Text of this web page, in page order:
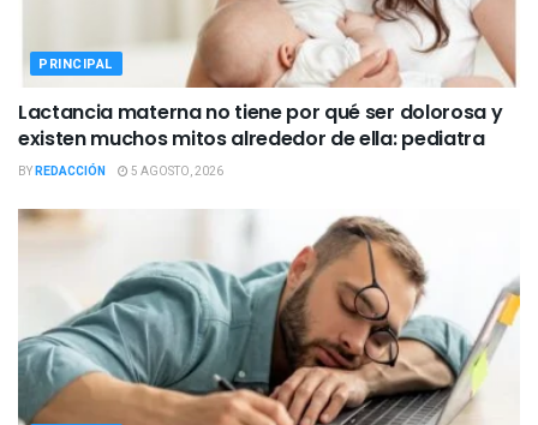
PRINCIPAL
Lactancia materna no tiene por qué ser dolorosa y
existen muchos mitos alrededor de ella: pediatra
BYREDACCIÓN 5 AGOSTO, 2026